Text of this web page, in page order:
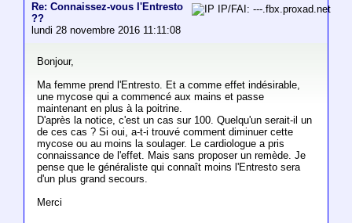
Re: Connaissez-vous l'Entresto
??
lundi 28 novembre 2016 11:11:08
IP/FAI: ---.fbx.proxad.net
Bonjour,
Ma femme prend l'Entresto. Et a comme effet indésirable,
une mycose qui a commencé aux mains et passe
maintenant en plus à la poitrine.
D'après la notice, c'est un cas sur 100. Quelqu'un serait-il un
de ces cas ? Si oui, a-t-i trouvé comment diminuer cette
mycose ou au moins la soulager. Le cardiologue a pris
connaissance de l'effet. Mais sans proposer un remède. Je
pense que le généraliste qui connaît moins l'Entresto sera
d'un plus grand secours.
Merci